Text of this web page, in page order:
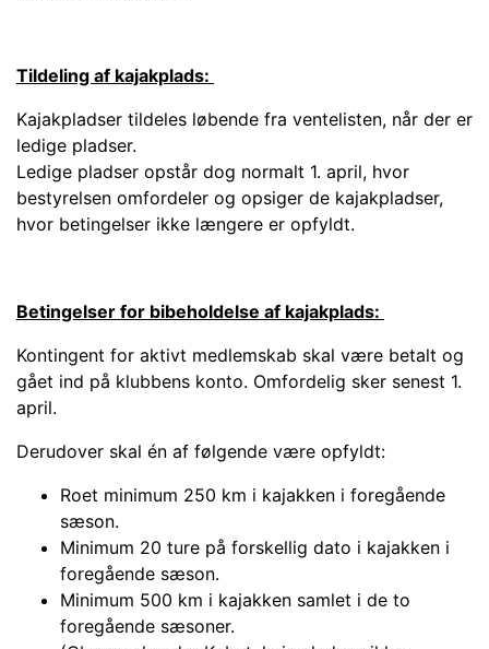
Tildeling af kajakplads:
Kajakpladser tildeles løbende fra ventelisten, når der er
ledige pladser.
Ledige pladser opstår dog normalt 1. april, hvor
bestyrelsen omfordeler og opsiger de kajakpladser,
hvor betingelser ikke længere er opfyldt.
Betingelser for bibeholdelse af kajakplads:
Kontingent for aktivt medlemskab skal være betalt og
gået ind på klubbens konto. Omfordelig sker senest 1.
april.
Derudover skal én af følgende være opfyldt:
Roet minimum 250 km i kajakken i foregående
sæson.
Minimum 20 ture på forskellig dato i kajakken i
foregående sæson.
Minimum 500 km i kajakken samlet i de to
foregående sæsoner.